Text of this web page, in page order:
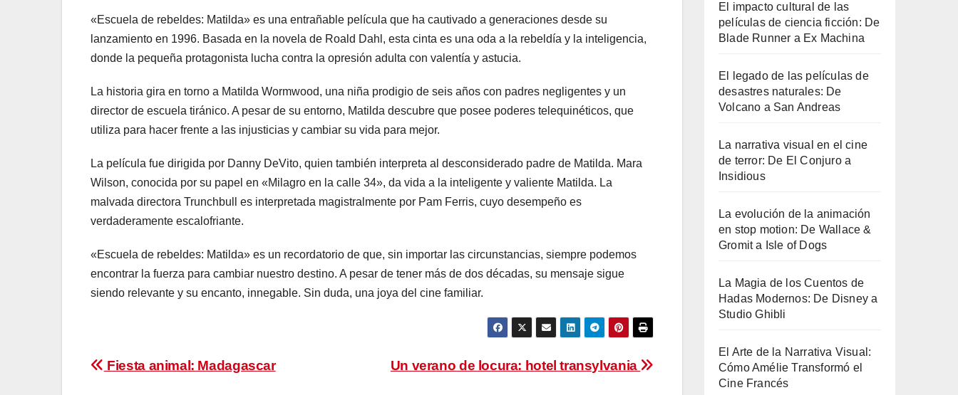
«Escuela de rebeldes: Matilda» es una entrañable película que ha cautivado a generaciones desde su
lanzamiento en 1996. Basada en la novela de Roald Dahl, esta cinta es una oda a la rebeldía y la inteligencia,
donde la pequeña protagonista lucha contra la opresión adulta con valentía y astucia.
La historia gira en torno a Matilda Wormwood, una niña prodigio de seis años con padres negligentes y un
director de escuela tiránico. A pesar de su entorno, Matilda descubre que posee poderes telequinéticos, que
utiliza para hacer frente a las injusticias y cambiar su vida para mejor.
La película fue dirigida por Danny DeVito, quien también interpreta al desconsiderado padre de Matilda. Mara
Wilson, conocida por su papel en «Milagro en la calle 34», da vida a la inteligente y valiente Matilda. La
malvada directora Trunchbull es interpretada magistralmente por Pam Ferris, cuyo desempeño es
verdaderamente escalofriante.
«Escuela de rebeldes: Matilda» es un recordatorio de que, sin importar las circunstancias, siempre podemos
encontrar la fuerza para cambiar nuestro destino. A pesar de tener más de dos décadas, su mensaje sigue
siendo relevante y su encanto, innegable. Sin duda, una joya del cine familiar.
Navegación
Un verano de locura: hotel transylvania
Fiesta animal: Madagascar
El impacto cultural de las
películas de ciencia ficción: De
Blade Runner a Ex Machina
El legado de las películas de
desastres naturales: De
Volcano a San Andreas
La narrativa visual en el cine
de terror: De El Conjuro a
Insidious
La evolución de la animación
en stop motion: De Wallace &
Gromit a Isle of Dogs
La Magia de los Cuentos de
Hadas Modernos: De Disney a
Studio Ghibli
El Arte de la Narrativa Visual:
Cómo Amélie Transformó el
Cine Francés